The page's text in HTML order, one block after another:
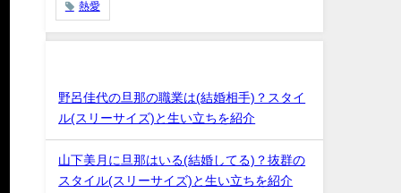
熱愛
野呂佳代の旦那の職業は(結婚相手)？スタイ
ル(スリーサイズ)と生い立ちを紹介
山下美月に旦那はいる(結婚してる)？抜群の
スタイル(スリーサイズ)と生い立ちを紹介